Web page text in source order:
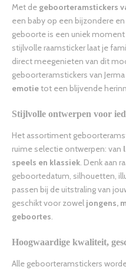
Met de geboorteramstickers
een baby op een bijzondere
geboorte is een uniek
stijlvolle raamsticker laat je
direct meegenieten van dit
geboorteramstickers van
emotietot een blijvende
Stijlvolle ontwerpen voor
Het assortiment
ruime selectie ontwerpen: van
speels en klassiek. Denk aan
geboortedatum, silhouetten,
passen bij de uitstraling van
geschikt voor zowel jongens,
geboortes.
Hoogwaardige kwaliteit,
Alle geboorteramstickers